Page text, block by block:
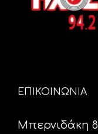
ΕΠΙΚΟΙΝΩΝΙΑ
Μπερνιδάκη 8